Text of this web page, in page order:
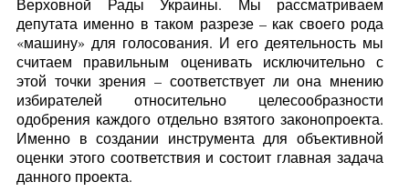
Верховной Рады Украины. Мы рассматриваем
депутата именно в таком разрезе – как своего рода
«машину» для голосования. И его деятельность мы
считаем правильным оценивать исключительно с
этой точки зрения – соответствует ли она мнению
избирателей относительно целесообразности
одобрения каждого отдельно взятого законопроекта.
Именно в создании инструмента для объективной
оценки этого соответствия и состоит главная задача
данного проекта.